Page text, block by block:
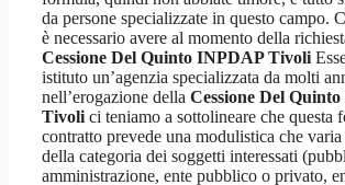
da persone specializzate in questo campo.
è necessario avere al momento della
Cessione Del Quinto INPDAP Tivoli
istituto un’agenzia specializzata da molti
nell’erogazione della Cessione Del
Tivoli ci teniamo a sottolineare che questa
contratto prevede una modulistica che varia
della categoria dei soggetti interessati
amministrazione, ente pubblico o privato,